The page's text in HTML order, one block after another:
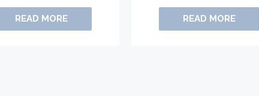
READ MORE READ MORE